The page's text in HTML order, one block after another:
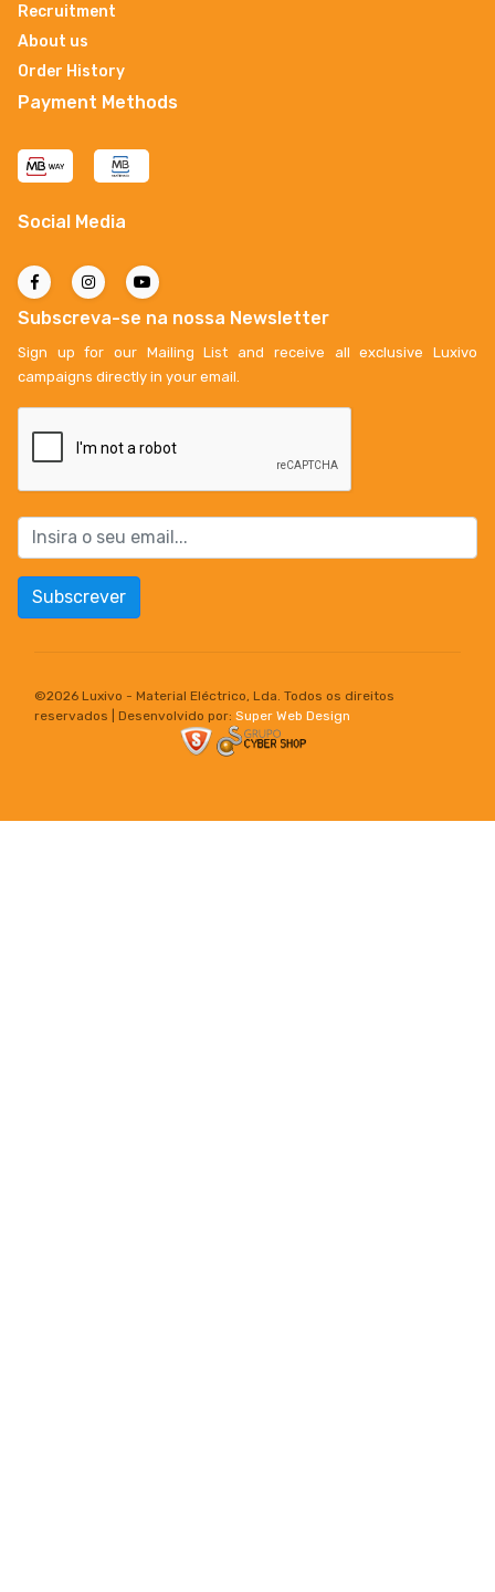
Recruitment
About us
Order History
Payment Methods
Social Media
Subscreva-se na nossa Newsletter
Sign up for our Mailing List and receive all exclusive Luxivo
campaigns directly in your email.
Subscrever
©2026 Luxivo - Material Eléctrico, Lda. Todos os direitos
reservados | Desenvolvido por: Super Web Design